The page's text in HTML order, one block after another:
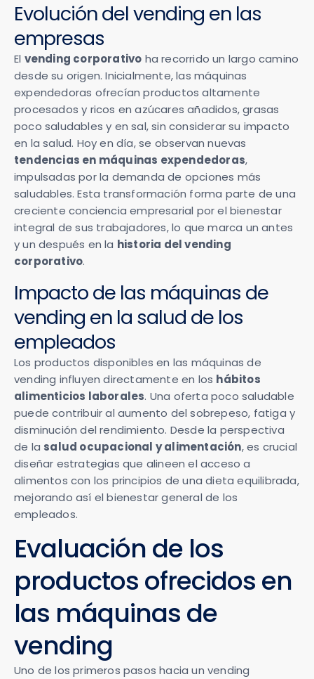
Evolución del vending en las
empresas
El vending corporativo ha recorrido un largo camino
desde su origen. Inicialmente, las máquinas
expendedoras ofrecían productos altamente
procesados y ricos en azúcares añadidos, grasas
poco saludables y en sal, sin considerar su impacto
en la salud. Hoy en día, se observan nuevas
tendencias en máquinas expendedoras,
impulsadas por la demanda de opciones más
saludables. Esta transformación forma parte de una
creciente conciencia empresarial por el bienestar
integral de sus trabajadores, lo que marca un antes
y un después en la historia del vending
corporativo.
Impacto de las máquinas de
vending en la salud de los
empleados
Los productos disponibles en las máquinas de
vending influyen directamente en los hábitos
alimenticios laborales. Una oferta poco saludable
puede contribuir al aumento del sobrepeso, fatiga y
disminución del rendimiento. Desde la perspectiva
de la salud ocupacional y alimentación, es crucial
diseñar estrategias que alineen el acceso a
alimentos con los principios de una dieta equilibrada,
mejorando así el bienestar general de los
empleados.
Evaluación de los
productos ofrecidos en
las máquinas de
vending
Uno de los primeros pasos hacia un vending